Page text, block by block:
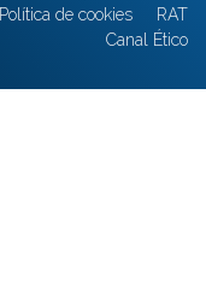
Política de cookies
RAT
Canal Ético